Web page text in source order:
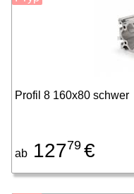
Profil 8 160x80 schwer
ab 12779 €